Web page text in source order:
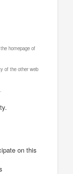
homepage of
of the other web
on this